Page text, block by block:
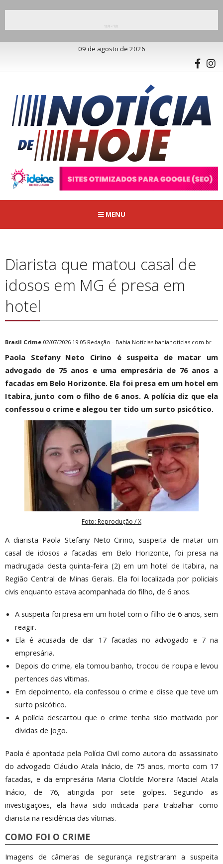
09 de agosto de 2026
MENU
Diarista que matou casal de
idosos em MG é presa em
hotel
Brasil Crime 02/07/2026 19:05 Redação - Bahia Notícias bahianoticias.com.br
Paola Stefany Neto Cirino é suspeita de matar um
advogado de 75 anos e uma empresária de 76 anos a
facadas em Belo Horizonte. Ela foi presa em um hotel em
Itabira, junto com o filho de 6 anos. A polícia diz que ela
confessou o crime e alegou ter tido um surto psicótico.
Foto: Reprodução / X
A diarista Paola Stefany Neto Cirino, suspeita de matar um
casal de idosos a facadas em Belo Horizonte, foi presa na
madrugada desta quinta-feira (2) em um hotel de Itabira, na
Região Central de Minas Gerais. Ela foi localizada por policiais
civis enquanto estava acompanhada do filho, de 6 anos.
A suspeita foi presa em um hotel com o filho de 6 anos, sem
reagir.
Ela é acusada de dar 17 facadas no advogado e 7 na
empresária.
Depois do crime, ela tomou banho, trocou de roupa e levou
pertences das vítimas.
Em depoimento, ela confessou o crime e disse que teve um
surto psicótico.
A polícia descartou que o crime tenha sido motivado por
dívidas de jogo.
Paola é apontada pela Polícia Civil como autora do assassinato
do advogado Cláudio Atala Inácio, de 75 anos, morto com 17
facadas, e da empresária Maria Clotilde Moreira Maciel Atala
Inácio, de 76, atingida por sete golpes. Segundo as
investigações, ela havia sido indicada para trabalhar como
diarista na residência das vítimas.
COMO FOI O CRIME
Imagens de câmeras de segurança registraram a suspeita